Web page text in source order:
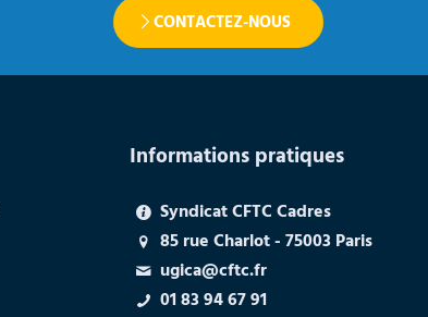
CONTACTEZ-NOUS
Informations pratiques
Syndicat CFTC Cadres
85 rue Charlot - 75003 Paris
ugica@cftc.fr
01 83 94 67 91